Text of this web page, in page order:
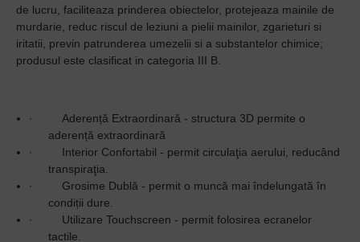
de lucru, faciliteaza prinderea obiectelor, protejeaza mainile de
murdarie, reduc riscul de leziuni a pielii mainilor, zgarieturi si
iritatii, previn patrunderea umezelii si a substantelor chimice;
produsul este clasificat in categoria III B.
·
Aderență Extraordinară - structura 3D permite o
aderență extraordinară
·
Interior Confortabil - permit circulaţia aerului, reducând
transpiraţia.
·
Grosime Dublă - permit o muncă mai îndelungată în
condiții dure.
·
Utilizare Touchscreen - permit folosirea ecranelor
tactile.